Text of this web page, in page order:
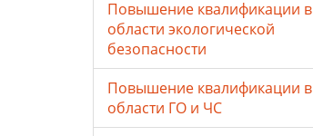
Повышение квалификации в
области экологической
безопасности
Повышение квалификации в
области ГО и ЧС